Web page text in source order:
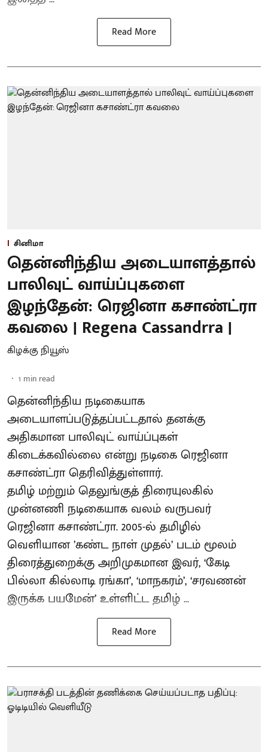
Read More
சினிமா
தென்னிந்திய அடையாளத்தால்
பாலிவுட் வாய்ப்புகளை
இழந்தேன்: ரெஜினா கசாண்ட்ரா
கவலை | Regena Cassandrra |
கிழக்கு நியூஸ்
1 min read
தென்னிந்திய நடிகையாக
அடையாளப்படுத்தப்பட்டதால் தனக்கு
அதிகமான பாலிவுட் வாய்ப்புகள்
கிடைக்கவில்லை என்று நடிகை ரெஜினா
கசாண்ட்ரா தெரிவித்துள்ளார்.
தமிழ் மற்றும் தெலுங்குத் திரையுலகில்
முன்னணி நடிகையாக வலம் வருபவர்
ரெஜினா கசாண்ட்ரா. 2005-ல் தமிழில்
வெளியான ’கண்ட நாள் முதல்’ படம் மூலம்
திரைத்துறைக்கு அறிமுகமான இவர், ‘கேடி
பில்லா கில்லாடி ரங்கா’, ‘மாநகரம்’, ‘சரவணன்
இருக்க பயமேன்’ உள்ளிட்ட தமிழ் ...
Read More